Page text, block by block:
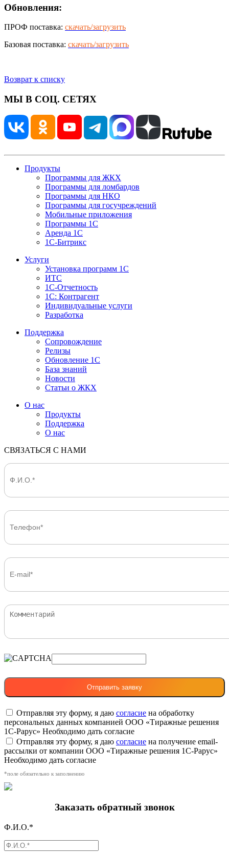
Обновления:
ПРОФ поставка: скачать/загрузить
Базовая поставка: скачать/загрузить
Возврат к списку
МЫ В СОЦ. СЕТЯХ
Продукты
Программы для ЖКХ
Программы для ломбардов
Программы для НКО
Программы для госучреждений
Мобильные приложения
Программы 1С
Аренда 1С
1С-Битрикс
Услуги
Установка программ 1С
ИТС
1С-Отчетность
1С: Контрагент
Индивидуальные услуги
Разработка
Поддержка
Сопровождение
Релизы
Обновление 1С
База знаний
Новости
Статьи о ЖКХ
О нас
Продукты
Поддержка
О нас
СВЯЗАТЬСЯ С НАМИ
Отправляя эту форму, я даю согласие на обработку
персональных данных компанией ООО «Тиражные решения
1С-Рарус» Необходимо дать согласие
Отправляя эту форму, я даю согласие на получение email-
рассылки от компании ООО «Тиражные решения 1С-Рарус»
Необходимо дать согласие
*поле обязательно к заполнению
Заказать обратный звонок
Ф.И.О.*